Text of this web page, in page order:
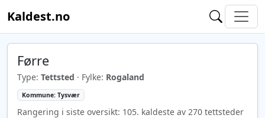
Kaldest.no
Førre
Type: Tettsted · Fylke: Rogaland
Kommune: Tysvær
Rangering i siste oversikt: 105. kaldeste av 270 tettsteder